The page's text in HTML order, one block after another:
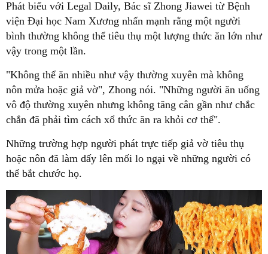
Phát biểu với Legal Daily, Bác sĩ Zhong Jiawei từ Bệnh
viện Đại học Nam Xương nhấn mạnh rằng một người
bình thường không thể tiêu thụ một lượng thức ăn lớn như
vậy trong một lần.
"Không thể ăn nhiều như vậy thường xuyên mà không
nôn mửa hoặc giả vờ", Zhong nói. "Những người ăn uống
vô độ thường xuyên nhưng không tăng cân gần như chắc
chắn đã phải tìm cách xổ thức ăn ra khỏi cơ thể".
Những trường hợp người phát trực tiếp giả vờ tiêu thụ
hoặc nôn đã làm dấy lên mối lo ngại về những người có
thể bắt chước họ.